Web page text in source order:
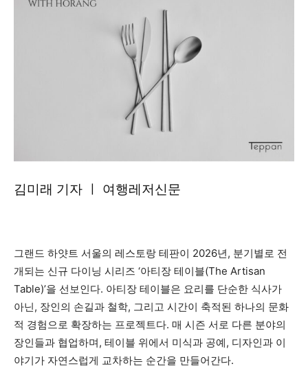
김미래 기자 ㅣ 여행레저신문
그랜드 하얏트 서울의 레스토랑 테판이 2026년, 분기별로 전
개되는 신규 다이닝 시리즈 ‘아티장 테이블(The Artisan
Table)’을 선보인다. 아티장 테이블은 요리를 단순한 식사가
아닌, 장인의 손길과 철학, 그리고 시간이 축적된 하나의 문화
적 경험으로 확장하는 프로젝트다. 매 시즌 서로 다른 분야의
장인들과 협업하며, 테이블 위에서 미식과 공예, 디자인과 이
야기가 자연스럽게 교차하는 순간을 만들어간다.